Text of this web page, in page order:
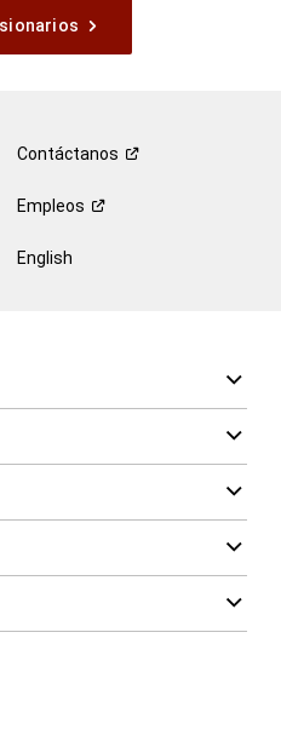
Contáctanos
Empleos
English